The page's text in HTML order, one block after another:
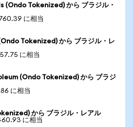
Tokenized) から ブラジル・
に相当
Tokenized) から ブラジル・レ
に相当
(Ondo Tokenized) から ブラジ
に相当
から ブラジル・レアル
に相当